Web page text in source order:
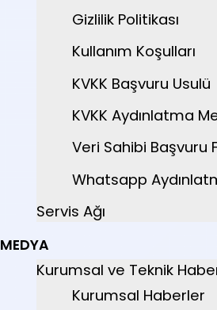
Gizlilik Politikası
Kullanım Koşulları
KVKK Başvuru Usulü
KVKK Aydınlatma
Veri Sahibi Başvuru
Whatsapp
Servis Ağı
MEDYA
Kurumsal ve Teknik
Kurumsal Haberler